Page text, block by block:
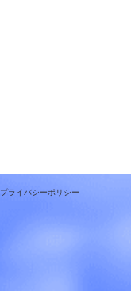
プライバシーポリシー